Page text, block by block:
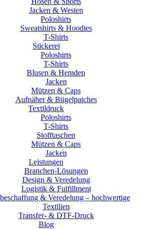
Jacken & Westen
Poloshirts
Sweatshirts & Hoodies
T-Shirts
Stickerei
Poloshirts
T-Shirts
Blusen & Hemden
Jacken
Mützen & Caps
Aufnäher & Bügelpatches
Textildruck
Poloshirts
T-Shirts
Stofftaschen
Mützen & Caps
Jacken
Leistungen
Branchen-Lösungen
Design & Veredelung
Logistik & Fulfillment
& Veredelung – hochwertige
Textilien
Transfer- & DTF-Druck
Blog